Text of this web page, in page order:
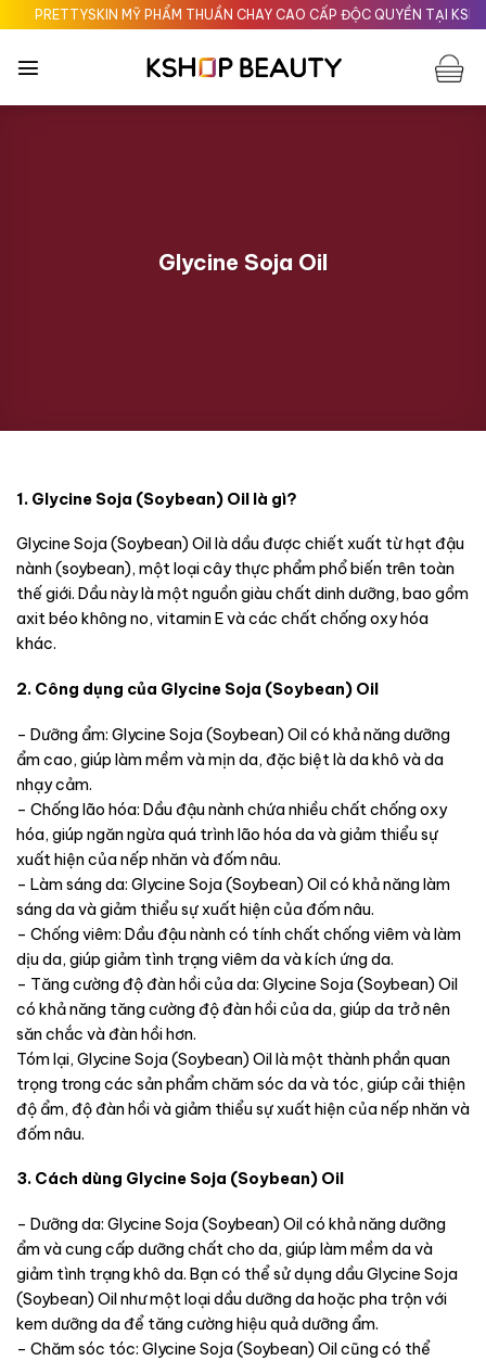
Chuyển
đến
nội
PRETTYSKIN MỸ PHẨM THUẦN CHAY CAO CẤP ĐỘC QUYỀN TẠI
Glycine Soja Oil
1. Glycine Soja (Soybean) Oil là gì?
Glycine Soja (Soybean) Oil là dầu được chiết xuất từ hạt đậu
nành (soybean), một loại cây thực phẩm phổ biến trên toàn
thế giới. Dầu này là một nguồn giàu chất dinh dưỡng, bao gồm
axit béo không no, vitamin E và các chất chống oxy hóa
khác.
2. Công dụng của Glycine Soja (Soybean) Oil
– Dưỡng ẩm: Glycine Soja (Soybean) Oil có khả năng dưỡng
ẩm cao, giúp làm mềm và mịn da, đặc biệt là da khô và da
nhạy cảm.
– Chống lão hóa: Dầu đậu nành chứa nhiều chất chống oxy
hóa, giúp ngăn ngừa quá trình lão hóa da và giảm thiểu sự
xuất hiện của nếp nhăn và đốm nâu.
– Làm sáng da: Glycine Soja (Soybean) Oil có khả năng làm
sáng da và giảm thiểu sự xuất hiện của đốm nâu.
– Chống viêm: Dầu đậu nành có tính chất chống viêm và làm
dịu da, giúp giảm tình trạng viêm da và kích ứng da.
– Tăng cường độ đàn hồi của da: Glycine Soja (Soybean) Oil
có khả năng tăng cường độ đàn hồi của da, giúp da trở nên
săn chắc và đàn hồi hơn.
Tóm lại, Glycine Soja (Soybean) Oil là một thành phần quan
trọng trong các sản phẩm chăm sóc da và tóc, giúp cải thiện
độ ẩm, độ đàn hồi và giảm thiểu sự xuất hiện của nếp nhăn và
đốm nâu.
3. Cách dùng Glycine Soja (Soybean) Oil
– Dưỡng da: Glycine Soja (Soybean) Oil có khả năng dưỡng
ẩm và cung cấp dưỡng chất cho da, giúp làm mềm da và
giảm tình trạng khô da. Bạn có thể sử dụng dầu Glycine Soja
(Soybean) Oil như một loại dầu dưỡng da hoặc pha trộn với
kem dưỡng da để tăng cường hiệu quả dưỡng ẩm.
– Chăm sóc tóc: Glycine Soja (Soybean) Oil cũng có thể